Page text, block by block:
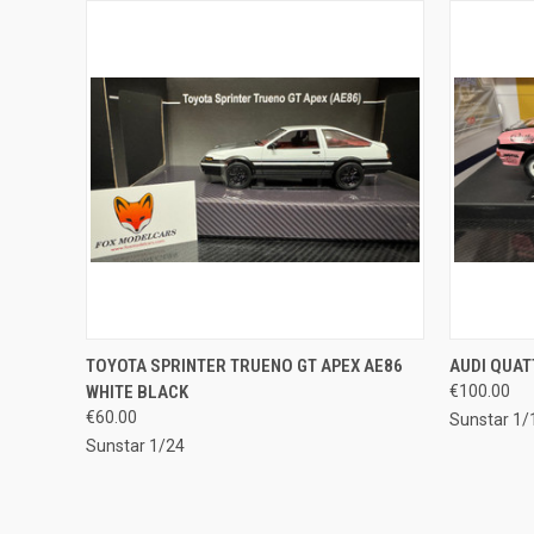
QUICK VIEW ADD TO CART
Compare
TOYOTA SPRINTER TRUENO GT APEX AE86
WHITE BLACK
€60.00
Sunstar 1/24
Compare
AUDI
€100.00
Sunstar 1/